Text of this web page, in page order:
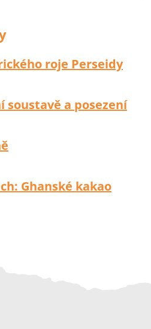
roje Perseidy
soustavě a posezení
Ghanské kakao